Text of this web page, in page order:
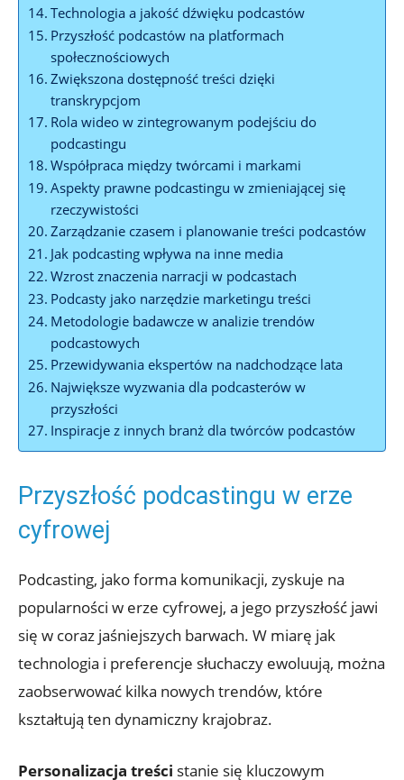
Technologia a jakość dźwięku podcastów
Przyszłość podcastów na platformach
społecznościowych
Zwiększona dostępność treści dzięki
transkrypcjom
Rola wideo w zintegrowanym podejściu do
podcastingu
Współpraca między twórcami i markami
Aspekty prawne podcastingu w zmieniającej się
rzeczywistości
Zarządzanie czasem i planowanie treści podcastów
Jak podcasting wpływa na inne media
Wzrost znaczenia narracji w podcastach
Podcasty jako narzędzie marketingu treści
Metodologie badawcze w analizie trendów
podcastowych
Przewidywania ekspertów na nadchodzące lata
Największe wyzwania dla podcasterów w
przyszłości
Inspiracje z innych branż dla twórców podcastów
Przyszłość podcastingu w erze
cyfrowej
Podcasting, jako forma komunikacji, zyskuje na
popularności w erze cyfrowej, a jego przyszłość jawi
się w coraz jaśniejszych barwach. W miarę jak
technologia i preferencje słuchaczy ewoluują, można
zaobserwować kilka nowych trendów, które
kształtują ten dynamiczny krajobraz.
Personalizacja treści stanie się kluczowym